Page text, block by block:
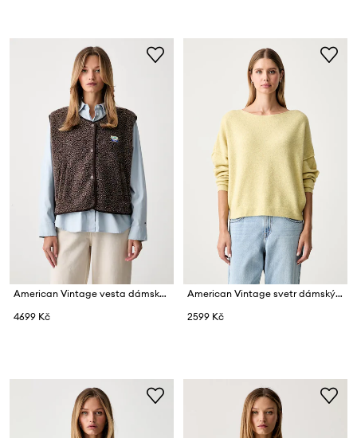
American Vintage vesta dámská fleecová
4699 Kč
American Vintage svetr dámský s příměsí vlny PULL ML COL BATEAU
2599 Kč